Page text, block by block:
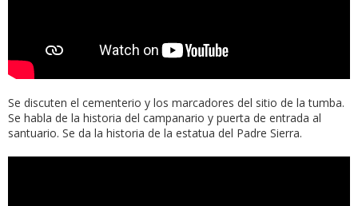
Se discuten el cementerio y los marcadores del sitio de la tumba.
Se habla de la historia del campanario y puerta de entrada al
santuario. Se da la historia de la estatua del Padre Sierra.